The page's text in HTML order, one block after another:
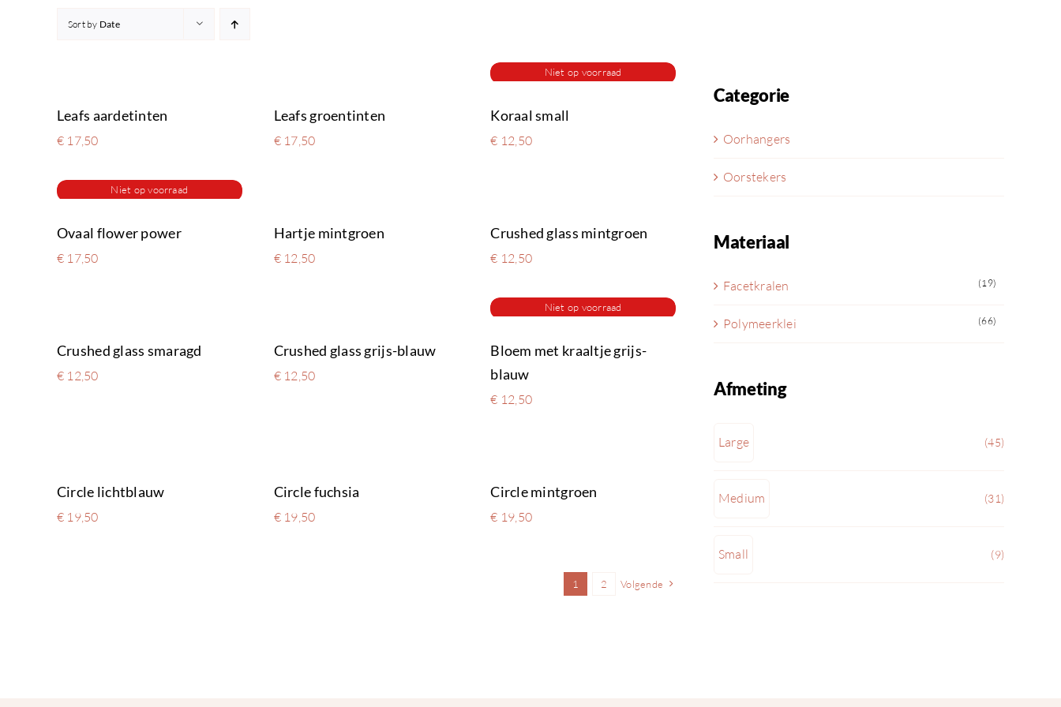
Sort by Date
Leafs aardetinten
€ 17,50
Leafs groentinten
€17,50
Niet op voorraad
Koraal small
€ 12,50
Niet op voorraad
Ovaal flower power
€ 17,50
Hartje mintgroen
€12,50
Crushed glass mintgroen
€ 12,50
Crushed glass smaragd
€ 12,50
Crushed glass grijs-blauw
€12,50
Niet op voorraad
Bloem met kraaltje grijs-
blauw
€ 12,50
Circle lichtblauw
€ 19,50
Circle fuchsia
€19,50
Circle mintgroen
€ 19,50
1 2 Volgende
Categorie
Oorhangers
Oorstekers
Materiaal
Facetkralen (19)
Polymeerklei (66)
Afmeting
Large (45)
Medium (31)
Small (9)